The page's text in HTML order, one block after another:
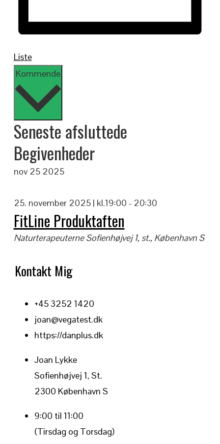
Liste
Kommende
Seneste afsluttede
Begivenheder
nov 25 2025
25. november 2025 | kl.19:00 - 20:30
FitLine Produktaften
NaturterapeuterneSofienhøjvej 1, st., København S
Kontakt Mig
+45 3252 1420
joan@vegatest.dk
https://danplus.dk
Joan Lykke
Sofienhøjvej 1, St.
2300 København S
9:00 til 11:00
(Tirsdag og Torsdag)